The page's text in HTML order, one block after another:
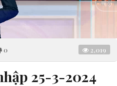
0 2,019
25-3-2024